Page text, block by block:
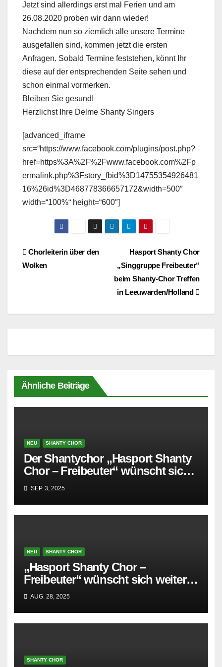
Jetzt sind allerdings erst mal Ferien und am
26.08.2020 proben wir dann wieder!
Nachdem nun so ziemlich alle unsere Termine
ausgefallen sind, kommen jetzt die ersten
Anfragen. Sobald Termine feststehen, könnt Ihr
diese auf der entsprechenden Seite sehen und
schon einmal vormerken.
Bleiben Sie gesund!
Herzlichst Ihre Delme Shanty Singers
[advanced_iframe
src=“https://www.facebook.com/plugins/post.php?
href=https%3A%2F%2Fwww.facebook.com%2Fp
ermalink.php%3Fstory_fbid%3D14755354926481
16%26id%3D468778366657172&width=500″
width=“100%“ height=“600″]
BeitragsnavigationHasport Shanty Chor
„Singgruppe Freibeuter“
beim Shanty-Chor Treffen
in Leeuwarden/Holland
Chorleiterin über den
Wolken
Ähnliche Beiträge
NEU SHANTY CHOR
Der Shantychor „Hasport Shanty
Chor – Freibeuter“ wünscht sich
weitere Mitglieder
SEP. 3, 2025
NEU SHANTY CHOR
„Hasport Shanty Chor –
Freibeuter“ wünscht sich weitere
Mitglieder
AUG. 28, 2025
SHANTY CHOR